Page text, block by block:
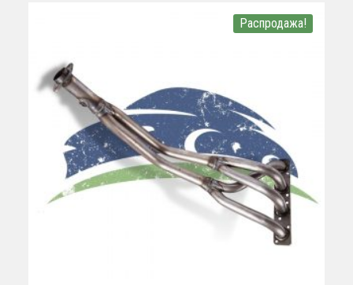
Распродажа!